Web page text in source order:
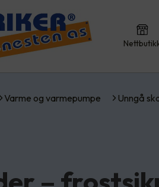
Varme og varmepumpe Unngå